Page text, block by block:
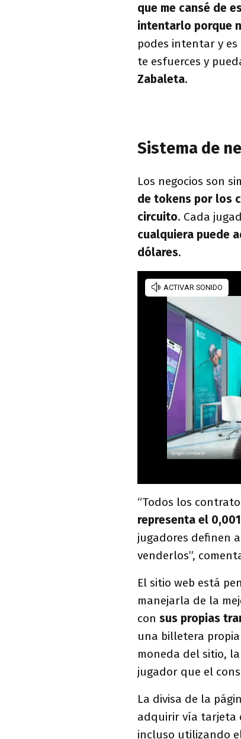
que me cansé de
intentarlo porque
podes intentar y
te esfuerces y
Zabaleta.
Sistema de
Los negocios son
de tokens por los
circuito. Cada
cualquiera puede
dólares.
“Todos los
representa el
jugadores definen
venderlos”,
El sitio web está
manejarla de la
con sus propias
una billetera
moneda del sitio,
jugador que el
La divisa de la
adquirir vía tarjeta
incluso utilizando